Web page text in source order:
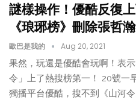
謎樣操作！優酷反復
《琅琊榜》刪除張哲
歐巴是我的 Aug 20, 2021
果然，玩還是優酷會玩啊！表
令」上了熱搜榜第一！ 20號一
獨播平台優酷，搜不到《山河